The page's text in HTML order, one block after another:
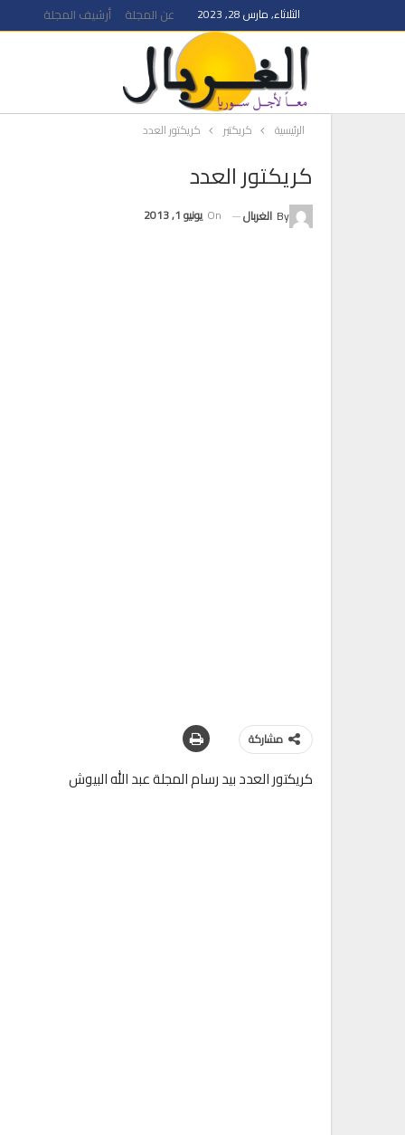
الثلاثاء, مارس 28, 2023 عن المجلة أرشيف المجلة
الرئيسية كريكتير كريكتور العدد
كريكتور العدد
By الغربال On يونيو 1, 2013
مشاركة
كريكتور العدد بيد رسام المجلة عبد الله البيوش